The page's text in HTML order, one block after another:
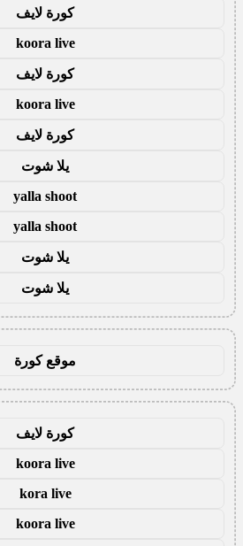
كورة لايف
koora live
كورة لايف
koora live
كورة لايف
يلا شوت
yalla shoot
yalla shoot
يلا شوت
يلا شوت
موقع كورة
كورة لايف
koora live
kora live
koora live